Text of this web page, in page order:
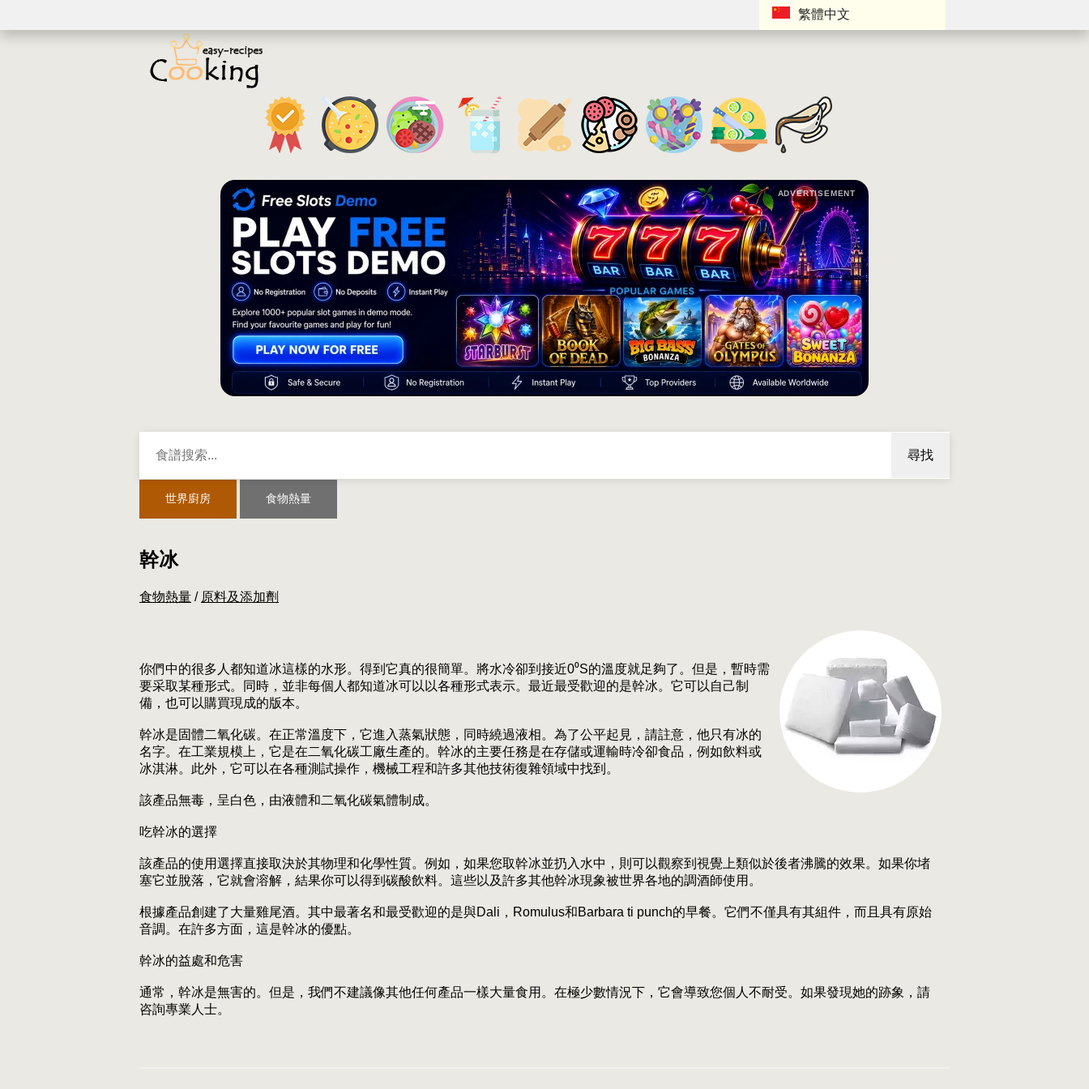
繁體中文
ADVERTISEMENT
尋找
世界廚房 食物熱量
幹冰
食物熱量 / 原料及添加劑
你們中的很多人都知道冰這樣的水形。得到它真的很簡單。將水冷卻到接近0⁰S的溫度就足夠了。但是，暫時需
要采取某種形式。同時，並非每個人都知道冰可以以各種形式表示。最近最受歡迎的是幹冰。它可以自己制
備，也可以購買現成的版本。
幹冰是固體二氧化碳。在正常溫度下，它進入蒸氣狀態，同時繞過液相。為了公平起見，請註意，他只有冰的
名字。在工業規模上，它是在二氧化碳工廠生產的。幹冰的主要任務是在存儲或運輸時冷卻食品，例如飲料或
冰淇淋。此外，它可以在各種測試操作，機械工程和許多其他技術復雜領域中找到。
該產品無毒，呈白色，由液體和二氧化碳氣體制成。
吃幹冰的選擇
該產品的使用選擇直接取決於其物理和化學性質。例如，如果您取幹冰並扔入水中，則可以觀察到視覺上類似於後者沸騰的效果。如果你堵
塞它並脫落，它就會溶解，結果你可以得到碳酸飲料。這些以及許多其他幹冰現象被世界各地的調酒師使用。
根據產品創建了大量雞尾酒。其中最著名和最受歡迎的是與Dali，Romulus和Barbara ti punch的早餐。它們不僅具有其組件，而且具有原始
音調。在許多方面，這是幹冰的優點。
幹冰的益處和危害
通常，幹冰是無害的。但是，我們不建議像其他任何產品一樣大量食用。在極少數情況下，它會導致您個人不耐受。如果發現她的跡象，請
咨詢專業人士。